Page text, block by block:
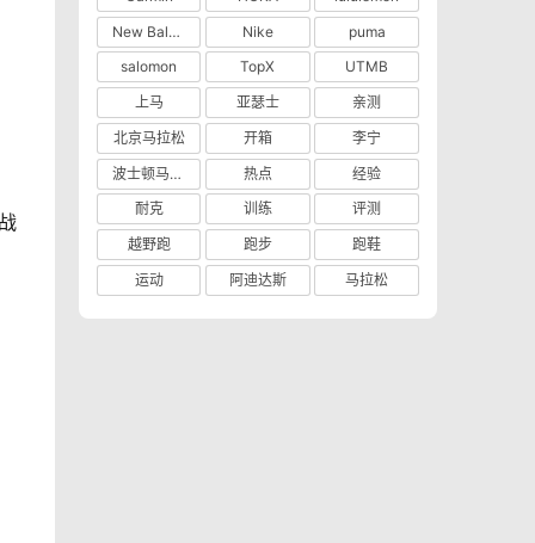
New Balance
Nike
puma
salomon
TopX
UTMB
上马
亚瑟士
亲测
北京马拉松
开箱
李宁
波士顿马拉松
热点
经验
耐克
训练
评测
越野跑
跑步
跑鞋
运动
阿迪达斯 马拉松